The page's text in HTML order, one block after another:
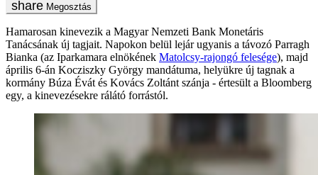
Megosztás
Hamarosan kinevezik a Magyar Nemzeti Bank Monetáris
Tanácsának új tagjait. Napokon belül lejár ugyanis a távozó Parragh
Bianka (az Iparkamara elnökének Matolcsy-rajongó felesége), majd
április 6-án Kocziszky György mandátuma, helyükre új tagnak a
kormány Búza Évát és Kovács Zoltánt szánja - értesült a Bloomberg
egy, a kinevezésekre rálátó forrástól.